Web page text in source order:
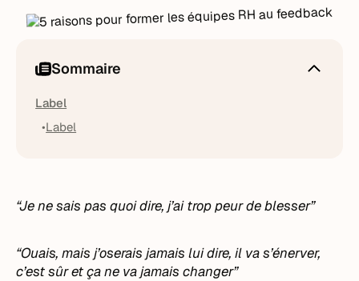
Sommaire
Label
Label
“Je ne sais pas quoi dire, j’ai trop peur de blesser”
“Ouais, mais j’oserais jamais lui dire, il va s’énerver,
c’est sûr et ça ne va jamais changer”